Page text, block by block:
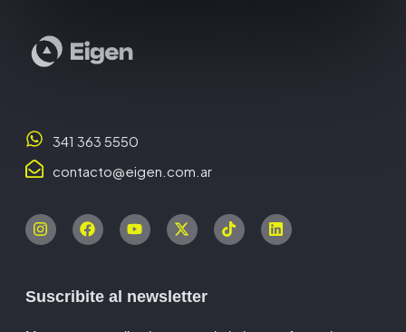
341 363 5550
contacto@eigen.com.ar
Suscribite al newsletter